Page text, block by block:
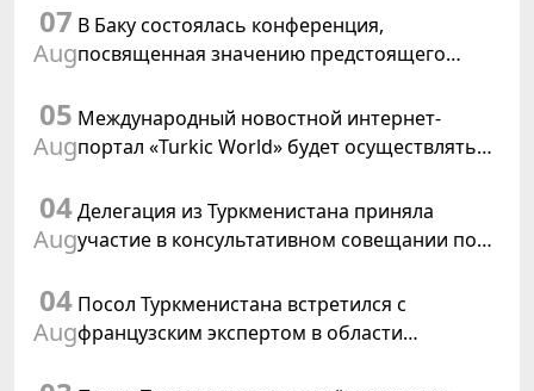
07
Aug
В Баку состоялась конференция,
посвященная значению предстоящего
резолюции ООН «Год международного
права, 2028»
05
Aug
Международный новостной интернет-
портал «Turkic World» будет осуществлять
заседания Халк Маслахаты Туркменистана
04
Aug
Делегация из Туркменистана приняла
участие в консультативном совещании по
04
Aug
Посол Туркменистана встретился с
французским экспертом в области